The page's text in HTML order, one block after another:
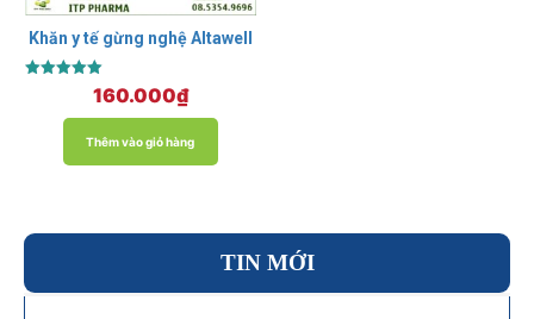
Khăn y tế gừng nghệ Altawell
Được xếp
5.00
160.000₫
Thêm vào giỏ hàng
TIN MỚI